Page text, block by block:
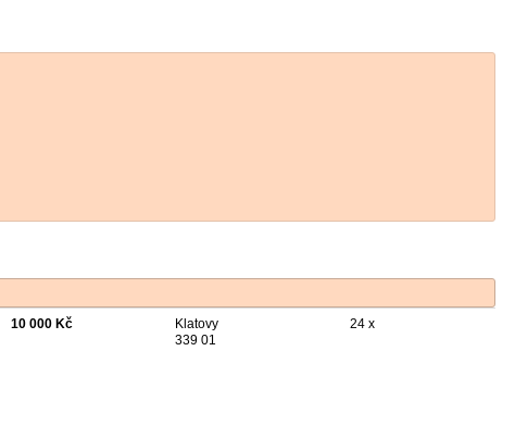
10 000 Kč
Klatovy
339 01
24 x